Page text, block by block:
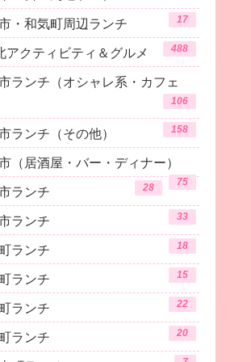
・和気町周辺ランチ 17
アクティビティ＆グルメ 488
ランチ（オシャレ系・カフェ
106
ランチ（その他） 158
（居酒屋・バー・ディナー）
75
ランチ 28
ランチ 33
ランチ 18
ランチ 15
ランチ 22
ランチ 20